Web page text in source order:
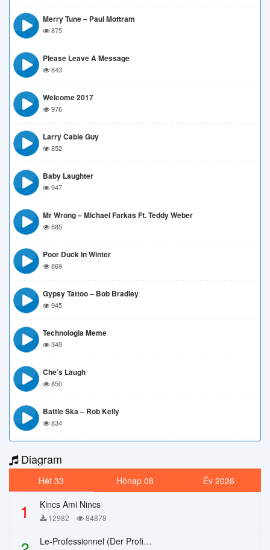
Merry Tune – Paul Mottram
875
Please Leave A Message
843
Welcome 2017
976
Larry Cable Guy
852
Baby Laughter
947
Mr Wrong – Michael Farkas Ft. Teddy Weber
885
Poor Duck In Winter
869
Gypsy Tattoo – Bob Bradley
945
Technologia Meme
349
Che’s Laugh
850
Battle Ska – Rob Kelly
834
Diagram
Hét 33 Hónap 08 Év 2026
1 Kincs Ami Nincs
12982 84878
Le-Professionnel (Der Profi) – Chi Mai